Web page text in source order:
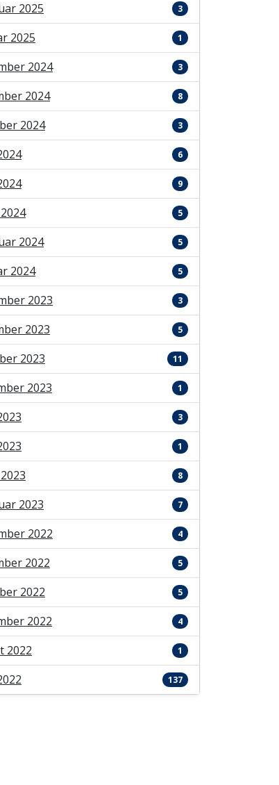
2025 3
2025 1
2024 3
2024 8
2024 3
6
9
5
2024 5
2024 5
2023 3
2023 5
2023 11
2023 1
3
1
8
2023 7
2022 4
2022 5
2022 5
2022 4
2022 1
137